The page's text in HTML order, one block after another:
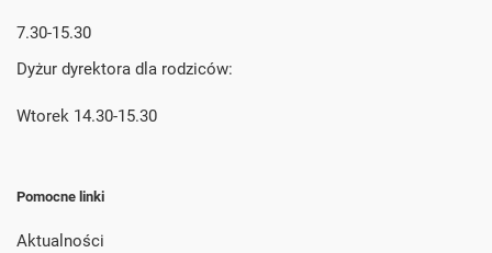
7.30-15.30
Dyżur dyrektora dla rodziców:
Wtorek 14.30-15.30
Pomocne linki
Aktualności